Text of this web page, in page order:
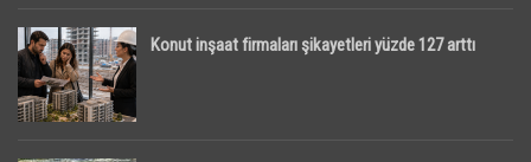
Konut inşaat firmaları şikayetleri yüzde 127 arttı